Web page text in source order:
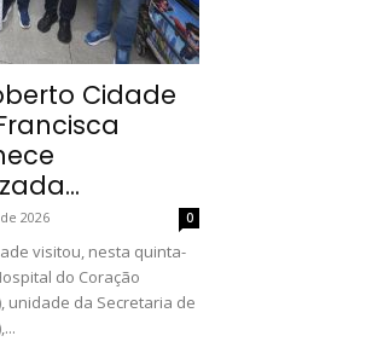
Cidade
2026 0
visitou, nesta quinta-
do Coração
unidade da Secretaria de